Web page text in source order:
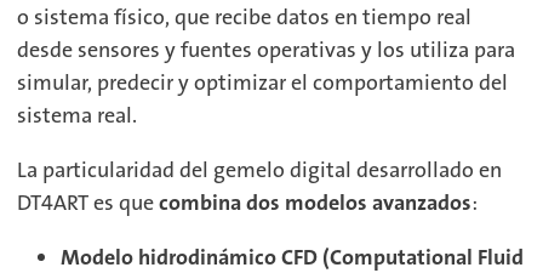
o sistema físico, que recibe datos en tiempo real
desde sensores y fuentes operativas y los utiliza para
simular, predecir y optimizar el comportamiento del
sistema real.
La particularidad del gemelo digital desarrollado en
DT4ART es quecombina dos modelos avanzados:
Modelo hidrodinámico CFD (Computational Fluid